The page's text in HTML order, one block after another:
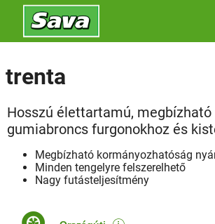
trenta
Hosszú élettartamú, megbízható
gumiabroncs furgonokhoz és
Megbízható kormányozhatóság
Minden tengelyre felszerelhető
Nagy futásteljesítmény